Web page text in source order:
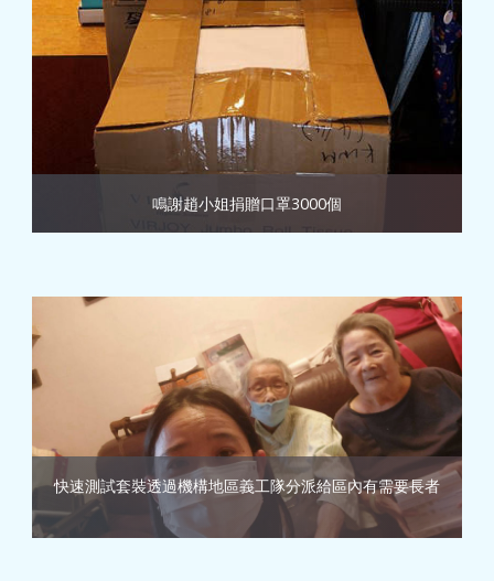
鳴謝趙小姐捐贈口罩3000個
快速測試套裝透過機構地區義工隊分派給區內有需要長者